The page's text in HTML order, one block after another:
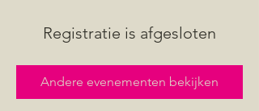
Registratie is afgesloten
Andere evenementen bekijken